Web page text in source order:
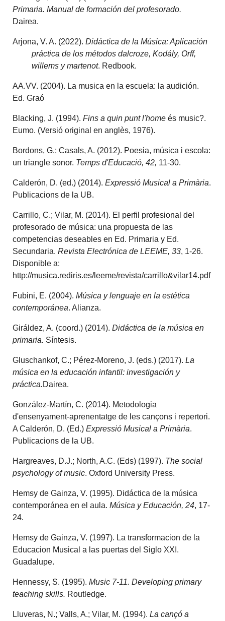
Primaria. Manual de formación del profesorado.
Dairea.
Arjona, V. A. (2022).Didáctica de la Música: Aplicación
práctica de los métodos dalcroze, Kodály, Orff,
willems y martenot. Redbook.
AA.VV. (2004). La musica en la escuela: la audición.
Ed. Graó
Blacking, J. (1994).Fins a quin punt l'homeés music?.
Eumo. (Versió original en anglès, 1976).
Bordons, G.; Casals, A. (2012). Poesia, música i escola:
un triangle sonor. Temps d'Educació, 42, 11-30.
Calderón, D. (ed.) (2014).Expressió Musical a Primària.
Publicacions de la UB.
Carrillo, C.; Vilar, M. (2014). El perfil profesional del
profesorado de música: una propuesta de las
competencias deseables en Ed. Primaria y Ed.
Secundaria.Revista Electrónica de LEEME, 33, 1-26.
Disponible a:
http://musica.rediris.es/leeme/revista/carrillo&vilar14.pdf
Fubini, E. (2004).Música y lenguaje en la estética
contemporánea. Alianza.
Giráldez, A. (coord.) (2014).Didáctica de la música en
primaria. Síntesis.
Gluschankof, C.; Pérez-Moreno, J. (eds.) (2017).La
música en la educación infantil: investigación y
práctica.Dairea.
González-Martín, C. (2014). Metodologia
d'ensenyament-aprenentatge de les cançons i repertori.
A Calderón, D. (Ed.)Expressió Musical a Primària.
Publicacions de la UB.
Hargreaves, D.J.; North, A.C. (Eds) (1997). The social
psychology of music. Oxford University Press.
Hemsy de Gainza, V. (1995). Didáctica de la música
contemporánea en el aula.Música y Educación, 24, 17-
24.
Hemsy de Gainza, V. (1997). La transformacion de la
Educacion Musical a las puertas del Siglo XXI.
Guadalupe.
Hennessy, S. (1995).Music 7-11. Developing primary
teaching skills. Routledge.
Lluveras, N.; Valls, A.; Vilar, M. (1994).La cançó a